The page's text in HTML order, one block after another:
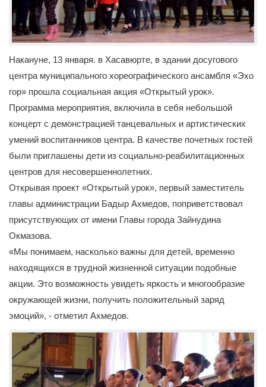
Накануне, 13 января. в Хасавюрте, в здании досугового
центра муниципального хореографического ансамбля «Эхо
гор» прошла социальная акция «Открытый урок».
Программа мероприятия, включила в себя небольшой
концерт с демонстрацией танцевальных и артистических
умений воспитанников центра. В качестве почетных гостей
были приглашены дети из социально-реабилитационных
центров для несовершеннолетних.
Открывая проект «Открытый урок», первый заместитель
главы администрации Бадыр Ахмедов, поприветствовал
присутствующих от имени Главы города Зайнудина
Окмазова.
«Мы понимаем, насколько важны для детей, временно
находящихся в трудной жизненной ситуации подобные
акции. Это возможность увидеть яркость и многообразие
окружающей жизни, получить положительный заряд
эмоций», - отметил Ахмедов.